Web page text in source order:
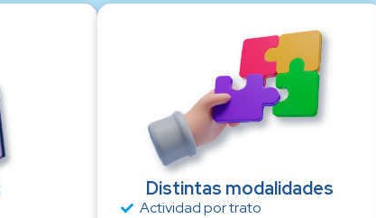
Distintas modalidades
Actividad por trato